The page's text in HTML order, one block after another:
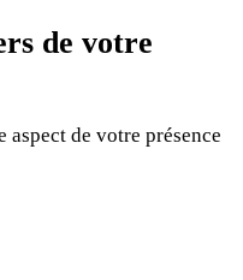
de votre
de votre présence